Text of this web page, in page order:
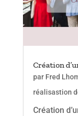
Création
par Fred
réalisastion
Création